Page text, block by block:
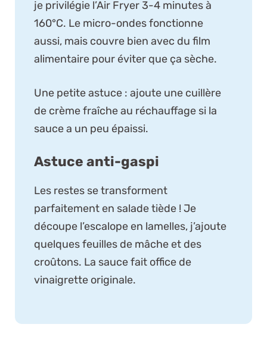
je privilégie l’Air Fryer 3-4 minutes à
160°C. Le micro-ondes fonctionne
aussi, mais couvre bien avec du film
alimentaire pour éviter que ça sèche.
Une petite astuce : ajoute une cuillère
de crème fraîche au réchauffage si la
sauce a un peu épaissi.
Astuce anti-gaspi
Les restes se transforment
parfaitement en salade tiède ! Je
découpe l’escalope en lamelles, j’ajoute
quelques feuilles de mâche et des
croûtons. La sauce fait office de
vinaigrette originale.